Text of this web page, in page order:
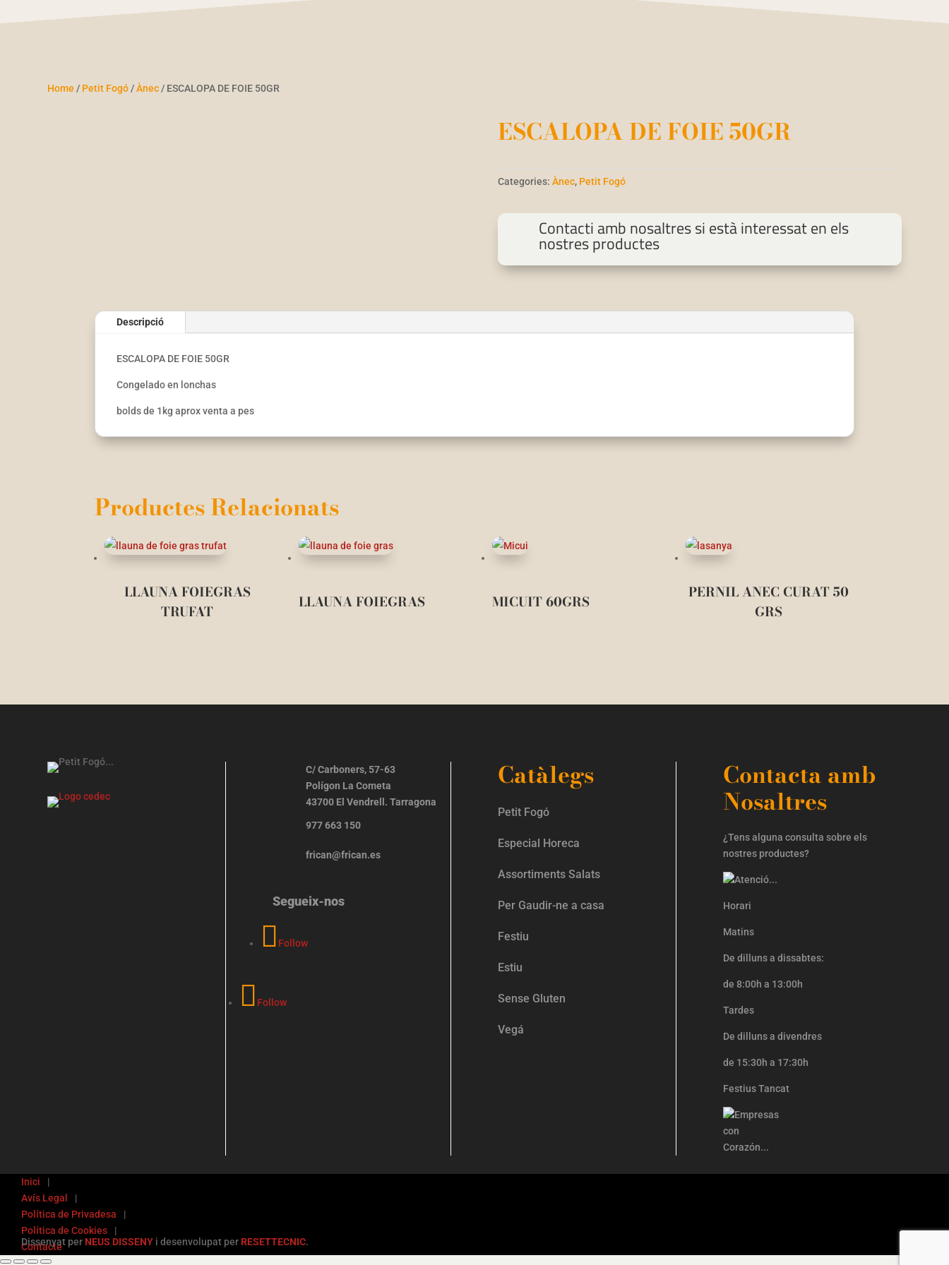
Home / Petit Fogó /Ànec / ESCALOPA DE FOIE 50GR
ESCALOPA DE FOIE 50GR
Categories:Ànec, Petit Fogó
Contacti amb nosaltres si està interessat en els
nostres productes
Descripció
ESCALOPA DE FOIE 50GR
Congelado en lonchas
bolds de 1kg aprox venta a pes
Productes Relacionats
LLAUNA FOIEGRAS
TRUFAT
LLAUNA FOIEGRAS MICUIT 60GRS
PERNIL ANEC CURAT 50
GRS
C/ Carboners, 57-63
Polígon La Cometa
43700 El Vendrell. Tarragona
977 663 150
frican@frican.es
Segueix-nos
Follow
Follow
Catàlegs
Petit Fogó
Especial Horeca
Assortiments Salats
Per Gaudir-ne a casa
Festiu
Estiu
Sense Gluten
Vegá
Contacta amb
Nosaltres
¿Tens alguna consulta sobre els
nostres productes?
Horari
Matins
De dilluns a dissabtes:
de 8:00h a 13:00h
Tardes
De dilluns a divendres
de 15:30h a 17:30h
Festius Tancat
Inici
Avís Legal
Política de Privadesa
Política de Cookies
Contacte
Dissenyat per NEUS DISSENY i desenvolupat per RESETTECNIC.